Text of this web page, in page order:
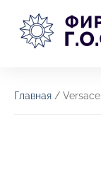
содержимому
Главная / Versace